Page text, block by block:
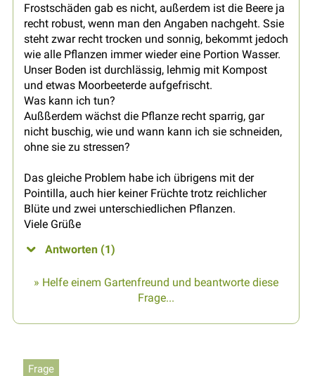
Frostschäden gab es nicht, außerdem ist die Beere ja
recht robust, wenn man den Angaben nachgeht. Ssie
steht zwar recht trocken und sonnig, bekommt jedoch
wie alle Pflanzen immer wieder eine Portion Wasser.
Unser Boden ist durchlässig, lehmig mit Kompost
und etwas Moorbeeterde aufgefrischt.
Was kann ich tun?
Außßerdem wächst die Pflanze recht sparrig, gar
nicht buschig, wie und wann kann ich sie schneiden,
ohne sie zu stressen?
Das gleiche Problem habe ich übrigens mit der
Pointilla, auch hier keiner Früchte trotz reichlicher
Blüte und zwei unterschiedlichen Pflanzen.
Viele Grüße
Antworten (1)
» Helfe einem Gartenfreund und beantworte diese
Frage...
Frage